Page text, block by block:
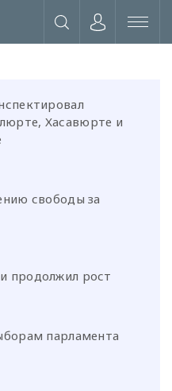
Хасавюрте и
свободы за
продолжил рост
парламента